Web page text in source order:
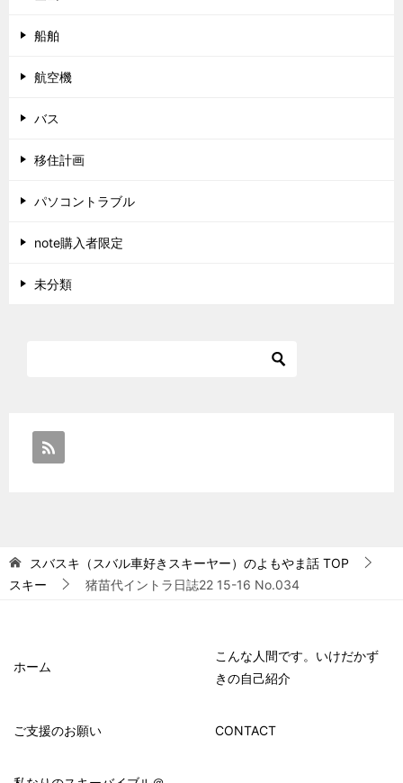
船舶
航空機
バス
移住計画
パソコントラブル
note購入者限定
未分類
スバスキ（スバル車好きスキーヤー）のよもやま話 TOP
スキー
猪苗代イントラ日誌22 15-16 No.034
ホーム
こんな人間です。いけだかず
きの自己紹介
ご支援のお願い CONTACT